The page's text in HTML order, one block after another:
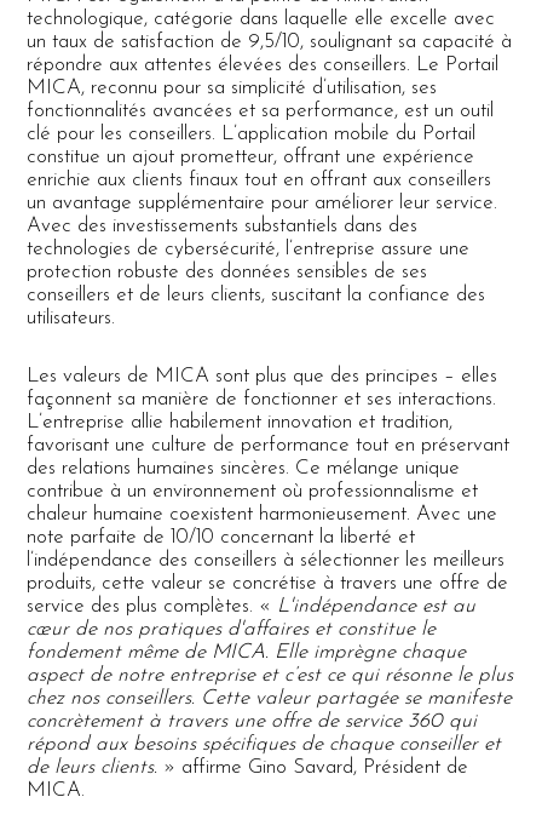
technologique, catégorie dans laquelle elle excelle avec
un taux de satisfaction de 9,5/10, soulignant sa capacité à
répondre aux attentes élevées des conseillers. Le Portail
MICA, reconnu pour sa simplicité d’utilisation, ses
fonctionnalités avancées et sa performance, est un outil
clé pour les conseillers. L’application mobile du Portail
constitue un ajout prometteur, offrant une expérience
enrichie aux clients finaux tout en offrant aux conseillers
un avantage supplémentaire pour améliorer leur service.
Avec des investissements substantiels dans des
technologies de cybersécurité, l’entreprise assure une
protection robuste des données sensibles de ses
conseillers et de leurs clients, suscitant la confiance des
utilisateurs.
Les valeurs de MICA sont plus que des principes – elles
façonnent sa manière de fonctionner et ses interactions.
L’entreprise allie habilement innovation et tradition,
favorisant une culture de performance tout en préservant
des relations humaines sincères. Ce mélange unique
contribue à un environnement où professionnalisme et
chaleur humaine coexistent harmonieusement. Avec une
note parfaite de 10/10 concernant la liberté et
l’indépendance des conseillers à sélectionner les meilleurs
produits, cette valeur se concrétise à travers une offre de
service des plus complètes. « L'indépendance est au
cœur de nos pratiques d'affaires et constitue le
fondement même de MICA. Elle imprègne chaque
aspect de notre entreprise et c’est ce qui résonne le plus
chez nos conseillers. Cette valeur partagée se manifeste
concrètement à travers une offre de service 360 qui
répond aux besoins spécifiques de chaque conseiller et
de leurs clients. » affirme Gino Savard, Président de
MICA.